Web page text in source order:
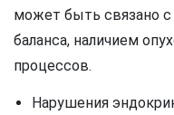
может быть связано
баланса, наличием
процессов.
Нарушения